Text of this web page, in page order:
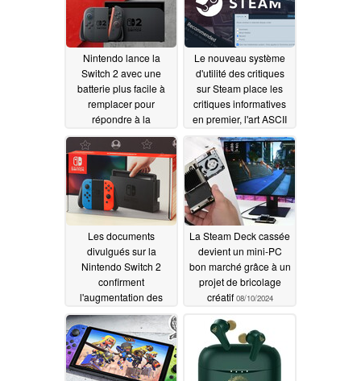
Nintendo lance la
Switch 2 avec une
batterie plus facile à
remplacer pour
répondre à la
réglementation
européenne sur les
réparations03/21/2026
Le nouveau système
d'utilité des critiques
sur Steam place les
critiques informatives
en premier, l'art ASCII
et les mèmes en
second08/15/2024
Les documents
divulgués sur la
Nintendo Switch 2
confirment
l'augmentation des
performances, alors
que les besoins en
énergie et en
refroidissement
montent en flèche
La Steam Deck cassée
devient un mini-PC
bon marché grâce à un
projet de bricolage
créatif 08/10/2024